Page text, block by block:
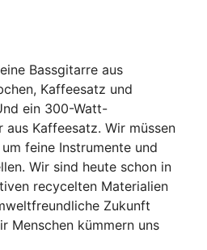
Bassgitarre aus
Kaffeesatz und
ein 300-Watt-
aus Kaffeesatz. Wir müssen
feine Instrumente und
Wir sind heute schon in
recycelten Materialien
Zukunft
Menschen kümmern uns